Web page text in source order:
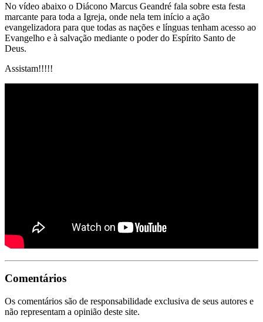
No vídeo abaixo o Diácono Marcus Geandré fala sobre esta festa
marcante para toda a Igreja, onde nela tem início a ação
evangelizadora para que todas as nações e línguas tenham acesso ao
Evangelho e à salvação mediante o poder do Espírito Santo de
Deus.
Assistam!!!!!
Comentários
Os comentários são de responsabilidade exclusiva de seus autores e
não representam a opinião deste site.